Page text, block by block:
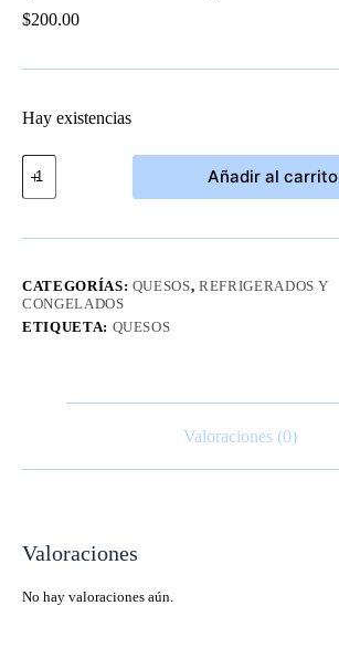
$200.00
Hay existencias
Queso
Cheddar
Suave
kirkland
Añadir al carrito
CATEGORÍAS: QUESOS,REFRIGERADOS Y
CONGELADOS
ETIQUETA: QUESOS
Valoraciones (0)
Valoraciones
No hay valoraciones aún.